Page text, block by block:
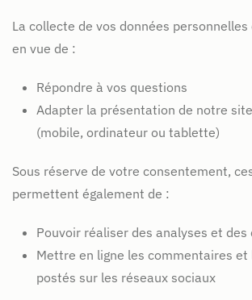
La collecte de vos données
en vue de :
Répondre à vos questions
Adapter la présentation de notre
(mobile, ordinateur ou tablette)
Sous réserve de votre consentement,
permettent également de :
Pouvoir réaliser des analyses et
Mettre en ligne les commentaires et
postés sur les réseaux sociaux